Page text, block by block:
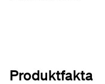
Produktfakta